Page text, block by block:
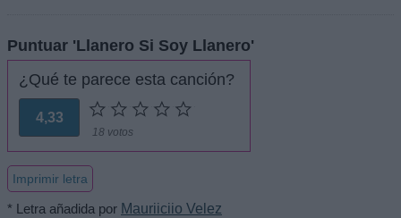
Puntuar 'Llanero Si Soy Llanero'
¿Qué te parece esta canción?
4,33
18 votos
Imprimir letra
* Letra añadida por Mauriiciio Velez